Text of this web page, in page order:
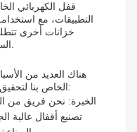
قفل الكهربائي
التطبيقات، مع
خزانات أخرى
السهل تثبيته على أي نوع من الخزانات.
هناك العديد من
الخاص بنا لتحقيق احتياجاتك في قفل أبواب الخزانات:
الخبرة: نحن فريق من
تصنيع أقفال عالية